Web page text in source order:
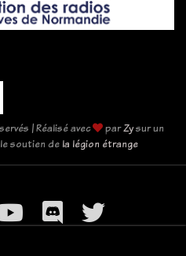
| Réalisé avec parZysur un
soutien de la légion étrange